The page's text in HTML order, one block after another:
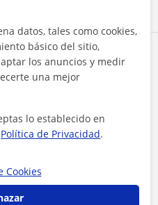
de Fernando?
datos, tales como cookies,
básico del sitio,
los anuncios y medir
una mejor
lo establecido en
Política de Privacidad.
Cookies